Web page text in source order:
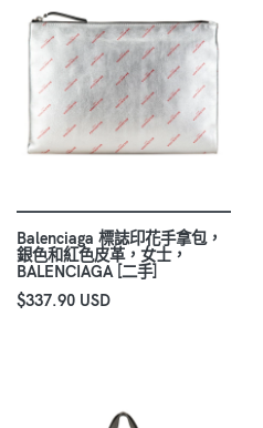
Balenciaga 標誌印花手拿包，
銀色和紅色皮革，女士，
BALENCIAGA [二手]
$337.90 USD